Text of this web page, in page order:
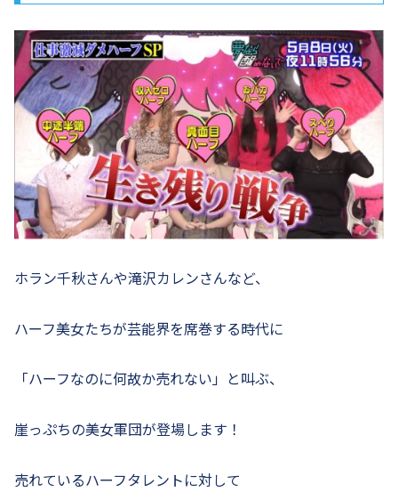
ホラン千秋さんや滝沢カレンさんなど、
ハーフ美女たちが芸能界を席巻する時代に
「ハーフなのに何故か売れない」と叫ぶ、
崖っぷちの美女軍団が登場します！
売れているハーフタレントに対して